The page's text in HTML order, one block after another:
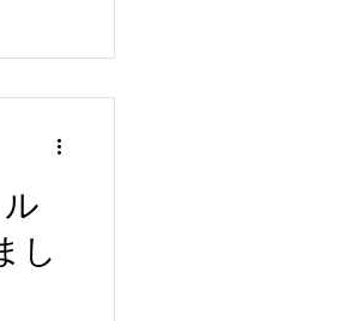
の装
現在
わり
介で
完成
で、
Rのメ
し